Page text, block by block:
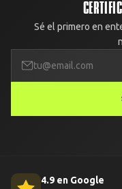
Sé el primero en
4.9 en Google